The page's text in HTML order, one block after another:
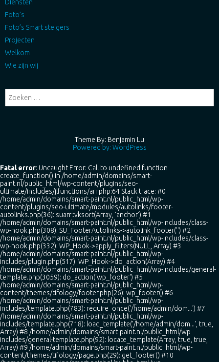
Diensten
Foto’s
Foto’s Smart steigers
Projecten
Welkom
Wie zijn wij
Theme By: Benjamin Lu
Powered by: WordPress
Fatal error: Uncaught Error: Call to undefined function
create_function() in /home/admin/domains/smart-
paint.nl/public_html/wp-content/plugins/seo-
ultimate/includes/jlfunctions/arr.php:64 Stack trace: #0
/home/admin/domains/smart-paint.nl/public_html/wp-
content/plugins/seo-ultimate/modules/autolinks/footer-
autolinks.php(36): suarr::vksort(Array, 'anchor') #1
/home/admin/domains/smart-paint.nl/public_html/wp-includes/class-
wp-hook.php(308): SU_FooterAutolinks->autolink_footer('') #2
/home/admin/domains/smart-paint.nl/public_html/wp-includes/class-
wp-hook.php(332): WP_Hook->apply_filters(NULL, Array) #3
/home/admin/domains/smart-paint.nl/public_html/wp-
includes/plugin.php(517): WP_Hook->do_action(Array) #4
/home/admin/domains/smart-paint.nl/public_html/wp-includes/general-
template.php(3059): do_action('wp_footer') #5
/home/admin/domains/smart-paint.nl/public_html/wp-
content/themes/tifology/footer.php(26): wp_footer() #6
/home/admin/domains/smart-paint.nl/public_html/wp-
includes/template.php(783): require_once('/home/admin/dom...') #7
/home/admin/domains/smart-paint.nl/public_html/wp-
includes/template.php(718): load_template('/home/admin/dom...', true,
Array) #8 /home/admin/domains/smart-paint.nl/public_html/wp-
includes/general-template.php(92): locate_template(Array, true, true,
Array) #9 /home/admin/domains/smart-paint.nl/public_html/wp-
content/themes/tifology/page.php(29): get_footer() #10